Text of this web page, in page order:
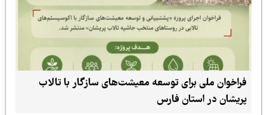
فراخوان ملی برای توسعه معیشت‌های سازگار با تالاب
پریشان در استان فارس